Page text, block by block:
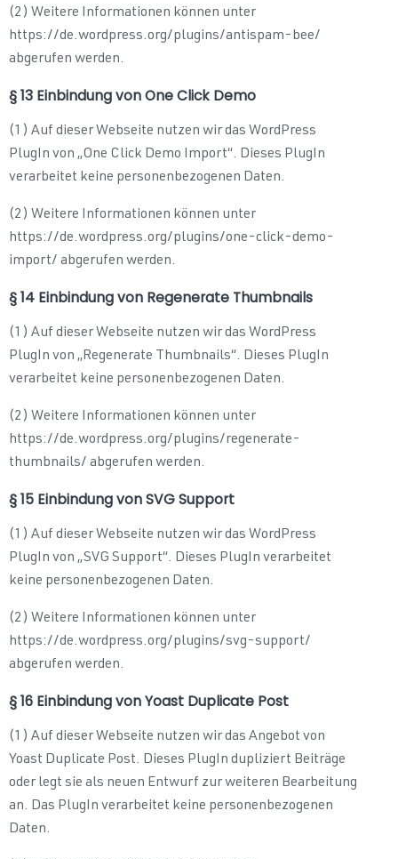
(2) Weitere Informationen können unter
https://de.wordpress.org/plugins/antispam-bee/
abgerufen werden.
§ 13 Einbindung von One Click Demo
(1) Auf dieser Webseite nutzen wir das WordPress
PlugIn von „One Click Demo Import“. Dieses PlugIn
verarbeitet keine personenbezogenen Daten.
(2) Weitere Informationen können unter
https://de.wordpress.org/plugins/one-click-demo-
import/ abgerufen werden.
§ 14 Einbindung von Regenerate Thumbnails
(1) Auf dieser Webseite nutzen wir das WordPress
PlugIn von „Regenerate Thumbnails“. Dieses PlugIn
verarbeitet keine personenbezogenen Daten.
(2) Weitere Informationen können unter
https://de.wordpress.org/plugins/regenerate-
thumbnails/ abgerufen werden.
§ 15 Einbindung von SVG Support
(1) Auf dieser Webseite nutzen wir das WordPress
PlugIn von „SVG Support“. Dieses PlugIn verarbeitet
keine personenbezogenen Daten.
(2) Weitere Informationen können unter
https://de.wordpress.org/plugins/svg-support/
abgerufen werden.
§ 16 Einbindung von Yoast Duplicate Post
(1) Auf dieser Webseite nutzen wir das Angebot von
Yoast Duplicate Post. Dieses PlugIn dupliziert Beiträge
oder legt sie als neuen Entwurf zur weiteren Bearbeitung
an. Das PlugIn verarbeitet keine personenbezogenen
Daten.